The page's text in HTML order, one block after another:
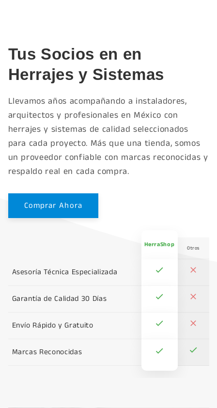
Tus Socios en en
Herrajes y Sistemas
Llevamos años acompañando a instaladores,
arquitectos y profesionales en México con
herrajes y sistemas de calidad seleccionados
para cada proyecto. Más que una tienda, somos
un proveedor confiable con marcas reconocidas y
respaldo real en cada compra.
Comprar Ahora
HerraShop Otros
Asesoría Técnica Especializada
Garantía de Calidad 30 Días
Envío Rápido y Gratuito
Marcas Reconocidas